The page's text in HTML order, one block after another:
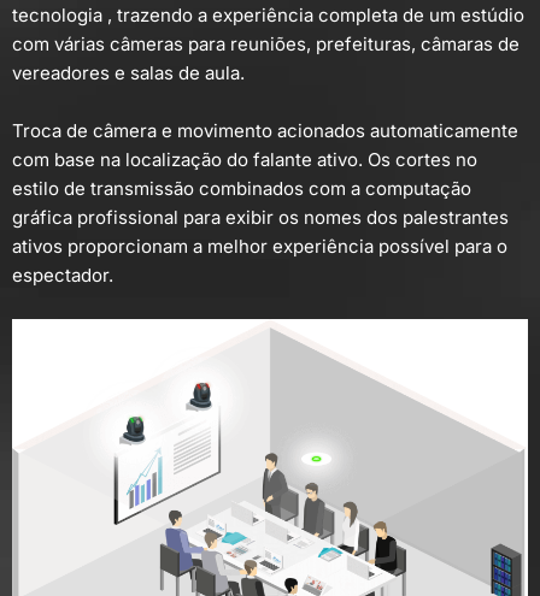
tecnologia , trazendo a experiência completa de um estúdio
com várias câmeras para reuniões, prefeituras, câmaras de
vereadores e salas de aula.
Troca de câmera e movimento acionados automaticamente
com base na localização do falante ativo. Os cortes no
estilo de transmissão combinados com a computação
gráfica profissional para exibir os nomes dos palestrantes
ativos proporcionam a melhor experiência possível para o
espectador.